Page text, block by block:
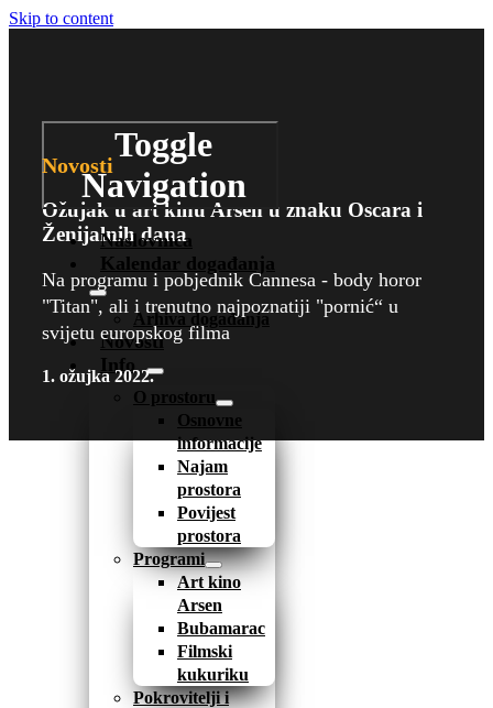
Skip to content
Toggle
Navigation
Naslovnica
Kalendar događanja
Arhiva događanja
Novosti
Info
O prostoru
Osnovne
informacije
Najam
prostora
Povijest
prostora
Programi
Art kino
Arsen
Bubamarac
Filmski
kukuriku
Pokrovitelji i
Novosti
Ožujak u art kinu Arsen u znaku Oscara i
Ženijalnih dana
Na programu i pobjednik Cannesa - body horor
"Titan", ali i trenutno najpoznatiji "pornić“ u
svijetu europskog filma
1. ožujka 2022.